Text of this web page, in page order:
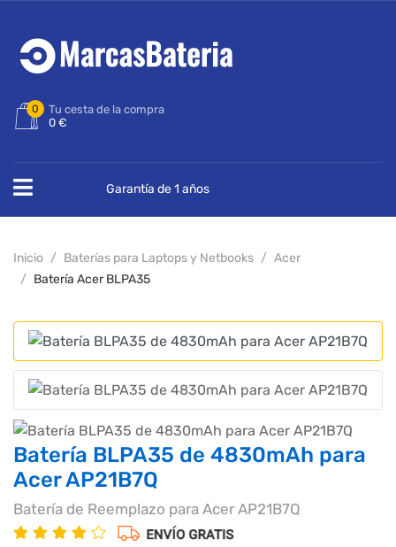
0
Tu cesta de la compra
0 €
Garantía de 1 años
Inicio Baterías para Laptops y Netbooks
Acer
Batería Acer BLPA35
Batería BLPA35 de 4830mAh para
Acer AP21B7Q
Batería de Reemplazo para Acer AP21B7Q